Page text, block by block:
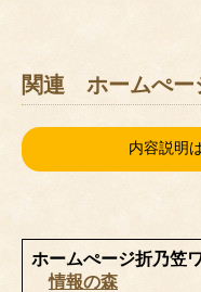
関連 ホームぺ
内容説明
ホームぺージ折乃笠
情報の森